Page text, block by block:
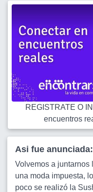
REGISTRATE O
encuentros
Asi fue anunciada:
Volvemos a juntarnos
una moda impuesta,
poco se realizó la